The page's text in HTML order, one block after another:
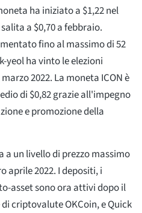
ha iniziato a $1,22 nel
a $0,70 a febbraio.
fino al massimo di 52
yeol ha vinto le elezioni
2022. La moneta ICON è
di $0,82 grazie all'impegno
e promozione della
un livello di prezzo massimo
aprile 2022. I depositi, i
asset sono ora attivi dopo il
criptovalute OKCoin, e Quick